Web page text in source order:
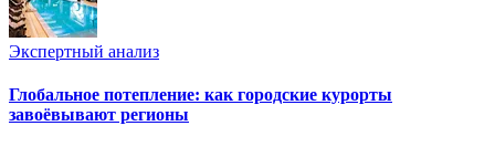
Экспертный анализ
Глобальное потепление: как городские курорты
завоёвывают регионы